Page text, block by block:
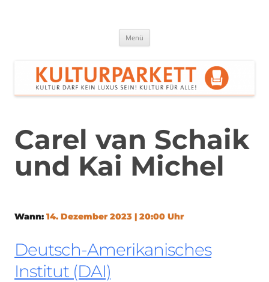
Menü
Carel van Schaik
und Kai Michel
Wann: 14. Dezember 2023 | 20:00 Uhr
Deutsch-Amerikanisches
Institut (DAI)